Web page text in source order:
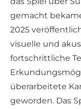
gemacht
2025
visuelle und
fortschrittliche
überarbeitete
geworden. Das